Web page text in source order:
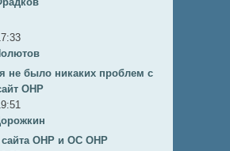
не было никаких проблем с
ОНР
сайта ОНР и ОС ОНР